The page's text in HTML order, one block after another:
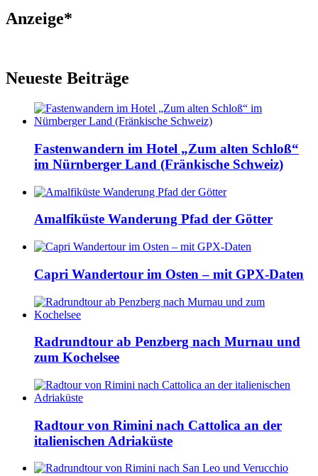
Anzeige*
Neueste Beiträge
Fastenwandern im Hotel „Zum alten Schloß“
im Nürnberger Land (Fränkische Schweiz)
Amalfiküste Wanderung Pfad der Götter
Capri Wandertour im Osten – mit GPX-Daten
Radrundtour ab Penzberg nach Murnau und
zum Kochelsee
Radtour von Rimini nach Cattolica an der
italienischen Adriaküste